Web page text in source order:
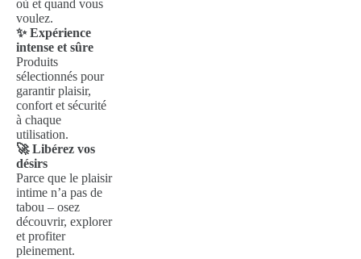
où et quand vous
voulez.
✨ Expérience
intense et sûre
Produits
sélectionnés pour
garantir plaisir,
confort et sécurité
à chaque
utilisation.
🚀 Libérez vos
désirs
Parce que le plaisir
intime n’a pas de
tabou – osez
découvrir, explorer
et profiter
pleinement.